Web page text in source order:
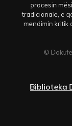
procesin
tradicionale, e
mendimin kritik
©
Biblioteka